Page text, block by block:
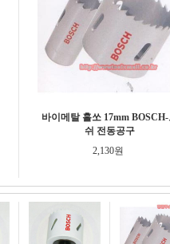
바이메탈 홀쏘 17mm BOSCH-
쉬 전동공구
2,130원